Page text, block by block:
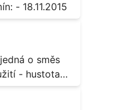
Sorban draselný Popis: - do moštu Množství: - 500 kg Lokalita: - Praha 10 Termín: - 18.11.2015
- hustota